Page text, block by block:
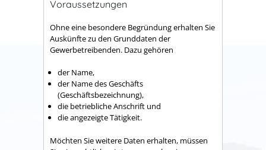
Voraussetzungen
Ohne eine besondere Begründung erhalten Sie
Auskünfte zu den Grunddaten der
Gewerbetreibenden. Dazu gehören
der Name,
der Name des Geschäfts
(Geschäftsbezeichnung),
die betriebliche Anschrift und
die angezeigte Tätigkeit.
Möchten Sie weitere Daten erhalten, müssen